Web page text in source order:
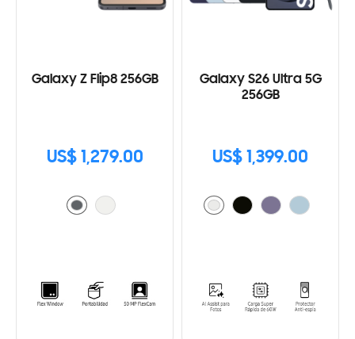
Galaxy Z Flip8 256GB
US$ 1,279.00
Galaxy S26 Ultra 5G
256GB
US$ 1,399.00